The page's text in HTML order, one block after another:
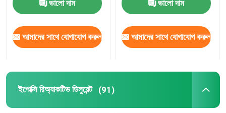
ভালো দাম
আমাদের সাথে যোগাযোগ করুন
ভালো দাম
আমাদের সাথে যোগাযোগ করুন
ইপোক্সি রিঅ্যাকটিভ ডিলুয়েন্ট (91)